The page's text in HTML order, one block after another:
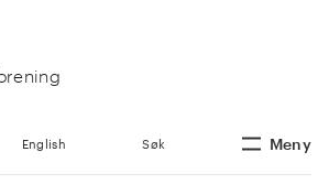
English Søk Meny